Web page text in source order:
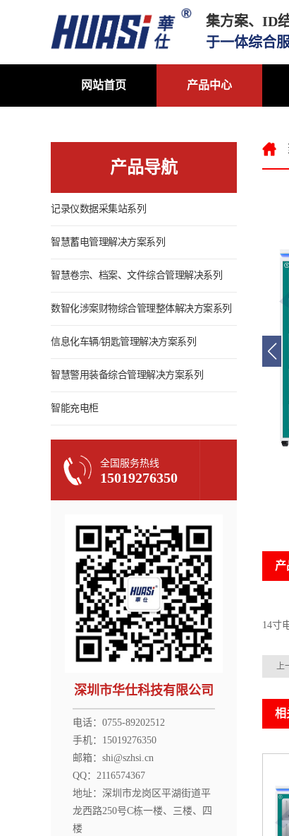
集方案、ID
于一体综合
网站首页 产品中心
产品导航
记录仪数据采集站系列
智慧蓄电管理解决方案系列
智慧卷宗、档案、文件综合管理解决系列
数智化涉案财物综合管理整体解决方案系列
信息化车辆/钥匙管理解决方案系列
智慧警用装备综合管理解决方案系列
智能充电柜
全国服务热线
15019276350
深圳市华仕科技有限公司
电话：0755-89202512
手机：15019276350
邮箱：shi@szhsi.cn
QQ：2116574367
地址：深圳市龙岗区平湖街道平
龙西路250号C栋一楼、三楼、四
楼
产
14寸
上
相